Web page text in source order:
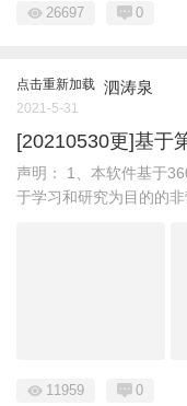
26697 0
点击重新加载 泗涛泉
2021-5-31
[20210530更]基于
声明： 1、本软件基于
于学习和研究为目的的非
11959 0